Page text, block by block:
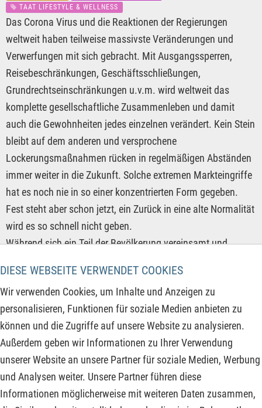
DIESE WEBSEITE VERWENDET COOKIES
Wir verwenden Cookies, um Inhalte und Anzeigen zu
personalisieren, Funktionen für soziale Medien anbieten zu
können und die Zugriffe auf unsere Website zu analysieren.
Außerdem geben wir Informationen zu Ihrer Verwendung
unserer Website an unsere Partner für soziale Medien, Werbung
und Analysen weiter. Unsere Partner führen diese
Informationen möglicherweise mit weiteren Daten zusammen,
TAAT LIFESTYLE & WELLNESS
Das Corona Virus und die Reaktionen der Regierungen
weltweit haben teilweise massivste Veränderungen und
Verwerfungen mit sich gebracht. Mit Ausgangssperren,
Reisebeschränkungen, Geschäftsschließungen,
Grundrechtseinschränkungen u.v.m. wird weltweit das
komplette gesellschaftliche Zusammenleben und damit
auch die Gewohnheiten jedes einzelnen verändert. Kein Stein
bleibt auf dem anderen und versprochene
Lockerungsmaßnahmen rücken in regelmäßigen Abständen
immer weiter in die Zukunft. Solche extremen Markteingriffe
hat es noch nie in so einer konzentrierten Form gegeben.
Fest steht aber schon jetzt, ein Zurück in eine alte Normalität
wird es so schnell nicht geben.
Während sich ein Teil der Bevölkerung vereinsamt und
immer mehr Menschen online. Das führt teilweise zu
extremen Stilblüten in allen Bereichen und so auch an den
Börsen.
ZUM KOMMENTAR
‹‹ ››